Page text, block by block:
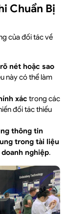
Chuẩn Bị
của đối tác về
nét hoặc sao
này có thể làm
xác trong các
đối tác thiếu
thông tin
trong tài liệu
nghiệp.